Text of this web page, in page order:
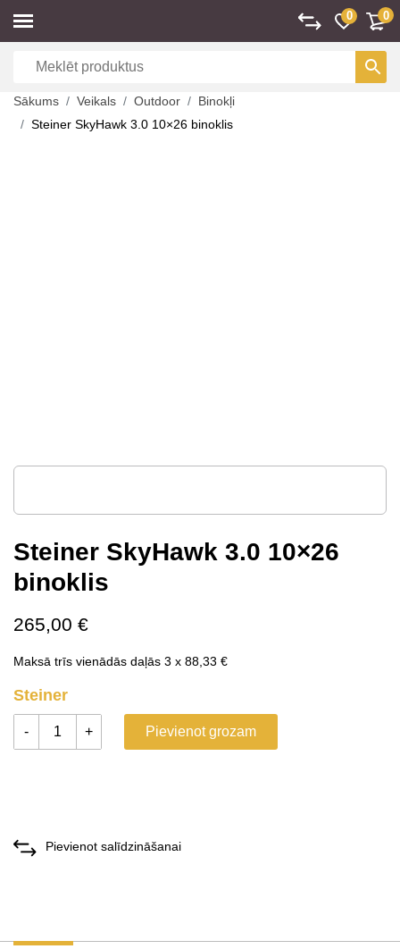
0 0
Sākums Veikals Outdoor
Binokļi
Steiner SkyHawk 3.0 10×26 binoklis
Steiner SkyHawk 3.0 10×26
binoklis
Maksā trīs vienādās daļās 3 x 88,33 €
265,00 €
Steiner
- + Pievienot grozam
Pievienot salīdzināšanai